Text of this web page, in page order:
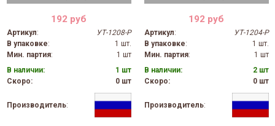
192 руб
Артикул:
УТ-1208-Р
В упаковке:
1 шт.
Мин. партия:
1 шт
В наличии:
1 шт
Скоро:
0 шт
Производитель:
192 руб
Артикул:
УТ-1204-Р
В упаковке:
1 шт.
Мин. партия:
1 шт
В наличии:
2 шт
Скоро:
0 шт
Производитель: